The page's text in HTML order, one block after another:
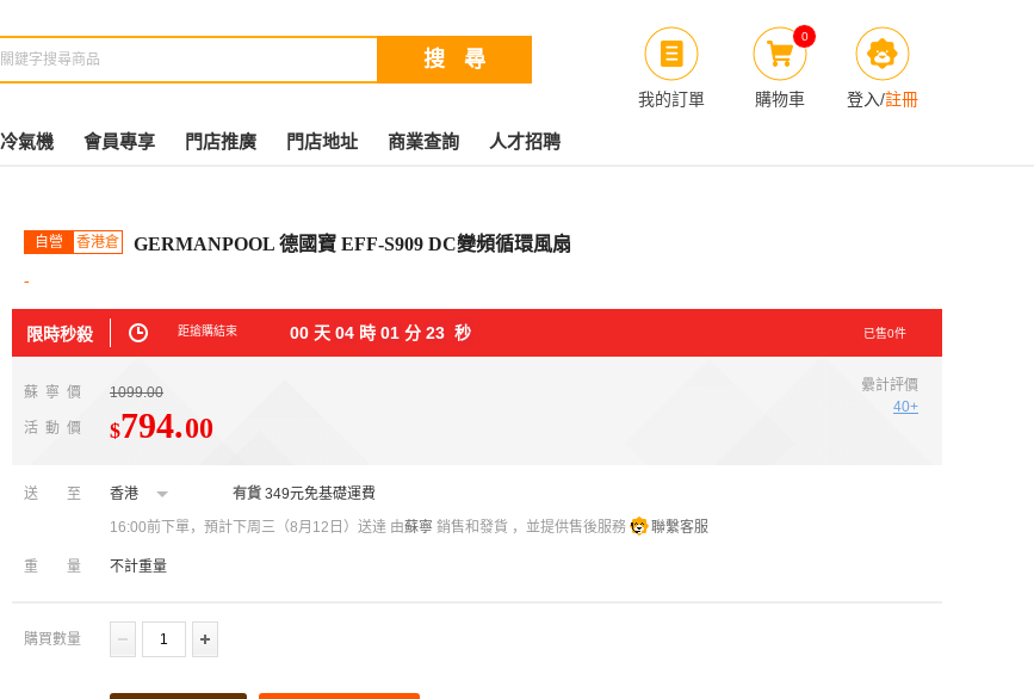
我的訂單
0
購物車 登入/註冊
冷氣機 會員專享 門店推廣 門店地址 商業查詢 人才招聘
自營 香港倉 GERMANPOOL 德國寶 EFF-S909 DC變頻循環風扇
-
限時秒殺 距搶購結束 00 天 04 時 01 分 21 秒 已售0件
蘇寧價 1099.00
活動價 $794.00
纍計評價
40+
送至 香港 有貨 349元免基礎運費
16:00前下單，預計下周三（8月12日）送達 由蘇寧 銷售和發貨 ，並提供售後服務 聯繫客服
重量 不計重量
購買數量